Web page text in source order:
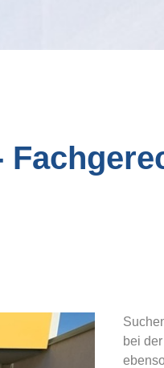
bei